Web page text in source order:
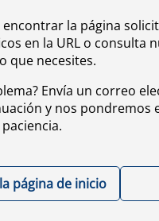
la página
en la URL o consulta
que necesites.
Envía un correo
y nos pondremos
página de inicio